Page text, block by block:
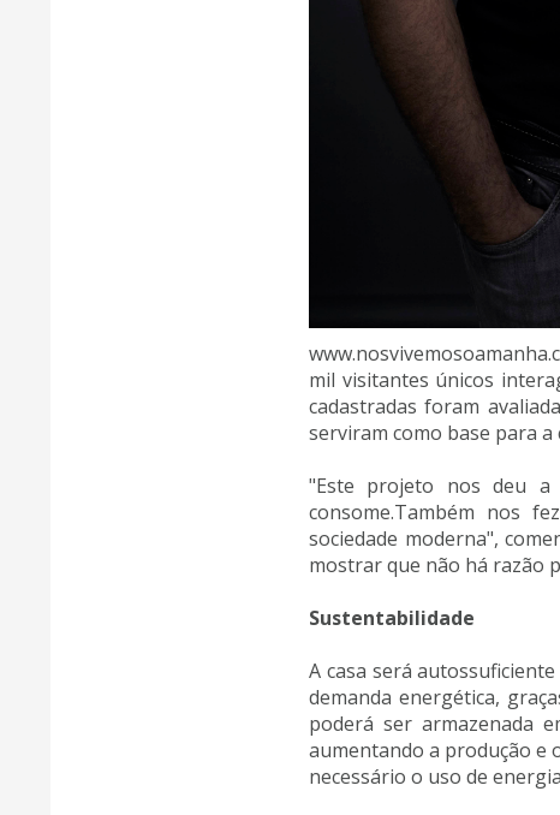
mil visitantes únicos
cadastradas foram
serviram como base para
"Este projeto nos deu a
consome.Também nos
sociedade moderna",
mostrar que não há razão
Sustentabilidade
A casa será
demanda energética,
poderá ser armazenada
aumentando a produção e
necessário o uso de